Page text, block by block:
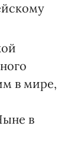
в мире,
в